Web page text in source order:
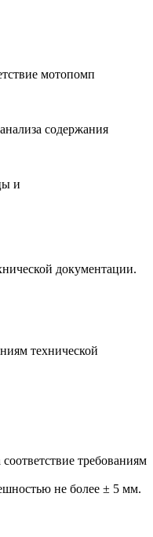
мотопомп
содержания
и
документации.
технической
требованиям
не более ± 5 мм.